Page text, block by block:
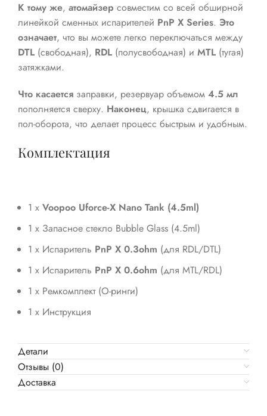
К тому же, атомайзер совместим со всей обширной
линейкой сменных испарителей PnP X Series. Это
означает, что вы можете легко переключаться между
DTL (свободная), RDL (полусвободная) и MTL (тугая)
затяжками.
Что касается заправки, резервуар объемом 4.5 мл
пополняется сверху. Наконец, крышка сдвигается в
пол-оборота, что делает процесс быстрым и удобным.
Комплектация
1 x Voopoo Uforce-X Nano Tank (4.5ml)
1 x Запасное стекло Bubble Glass (4.5ml)
1 х Испаритель PnP X 0.3ohm (для RDL/DTL)
1 х Испаритель PnP X 0.6ohm (для MTL/RDL)
1 х Ремкомплект (O-ринги)
1 х Инструкция
Детали
Отзывы (0)
Доставка